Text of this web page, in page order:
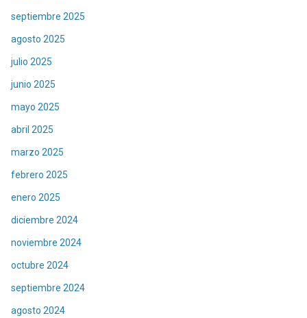
septiembre 2025
agosto 2025
julio 2025
junio 2025
mayo 2025
abril 2025
marzo 2025
febrero 2025
enero 2025
diciembre 2024
noviembre 2024
octubre 2024
septiembre 2024
agosto 2024